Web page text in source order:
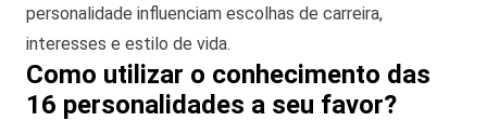
personalidade influenciam escolhas de carreira,
interesses e estilo de vida.
Como utilizar o conhecimento das
16 personalidades a seu favor?